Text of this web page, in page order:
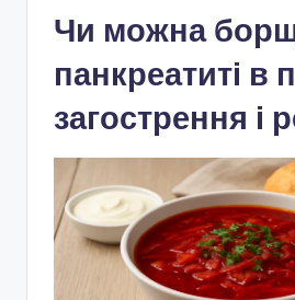
Чи можна
панкреатиті в
загострення і